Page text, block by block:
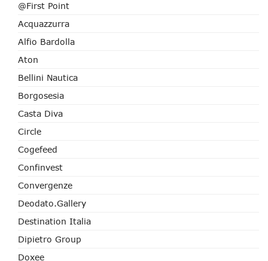
@First Point
Acquazzurra
Alfio Bardolla
Aton
Bellini Nautica
Borgosesia
Casta Diva
Circle
Cogefeed
Confinvest
Convergenze
Deodato.Gallery
Destination Italia
Dipietro Group
Doxee